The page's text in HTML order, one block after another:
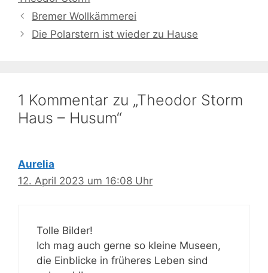
Bremer Wollkämmerei
Die Polarstern ist wieder zu Hause
1 Kommentar zu „Theodor Storm
Haus – Husum“
Aurelia
12. April 2023 um 16:08 Uhr
Tolle Bilder!
Ich mag auch gerne so kleine Museen,
die Einblicke in früheres Leben sind